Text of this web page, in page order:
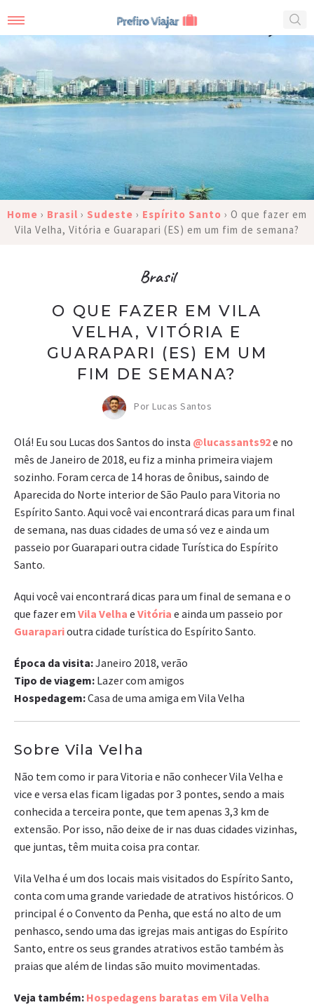
Home › Brasil › Sudeste › Espírito Santo › O que fazer em
Vila Velha, Vitória e Guarapari (ES) em um fim de semana?
Brasil
O QUE FAZER EM VILA
VELHA, VITÓRIA E
GUARAPARI (ES) EM UM
FIM DE SEMANA?
Por Lucas Santos
Olá! Eu sou Lucas dos Santos do insta @lucassants92e no
mês de Janeiro de 2018, eu fiz a minha primeira viajem
sozinho. Foram cerca de 14 horas de ônibus, saindo de
Aparecida do Norte interior de São Paulo para Vitoria no
Espírito Santo. Aqui você vai encontrará dicas para um final
de semana, nas duas cidades de uma só vez e ainda um
passeio por Guarapari outra cidade Turística do Espírito
Santo.
Aqui você vai encontrará dicas para um final de semana e o
que fazer em Vila Velha e Vitória e ainda um passeio por
Guaraparioutra cidade turística do Espírito Santo.
Época da visita:Janeiro 2018, verão
Tipo de viagem: Lazer com amigos
Hospedagem:Casa de uma amiga em Vila Velha
Sobre Vila Velha
Não tem como ir para Vitoria e não conhecer Vila Velha e
vice e versa elas ficam ligadas por 3 pontes, sendo a mais
conhecida a terceira ponte, que tem apenas 3,3 km de
extensão. Por isso, não deixe de ir nas duas cidades vizinhas,
que juntas, têm muita coisa pra contar.
Vila Velha é um dos locais mais visitados do Espírito Santo,
conta com uma grande variedade de atrativos históricos. O
principal é o Convento da Penha, que está no alto de um
penhasco, sendo uma das igrejas mais antigas do Espírito
Santo, entre os seus grandes atrativos estão também às
praias que além de lindas são muito movimentadas.
Veja também: Hospedagens baratas em Vila Velha